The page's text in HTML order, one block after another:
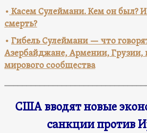
• Касем Сулеймани. Кем он был? И
смерть?
• Гибель Сулеймани — что
Азербайджане, Армении, Грузии,
мирового сообщества
США вводят новые
санкции против